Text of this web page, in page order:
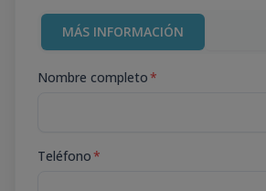
MÁS INFORMACIÓN
Nombre completo*
Teléfono*